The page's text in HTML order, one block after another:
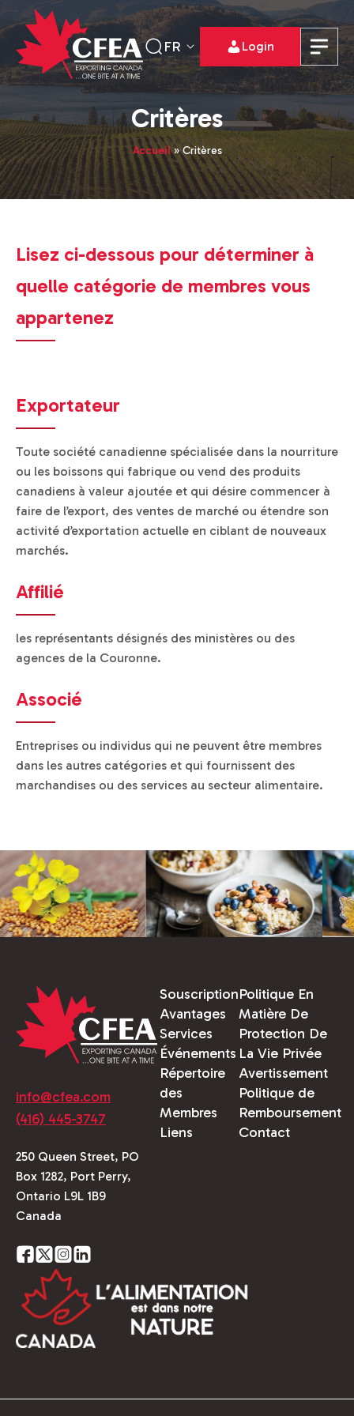
FR Login
Critères
Accueil»Critères
Lisez ci-dessous pour déterminer à
quelle catégorie de membres vous
appartenez
Exportateur
Toute société canadienne spécialisée dans la nourriture
ou les boissons qui fabrique ou vend des produits
canadiens à valeur ajoutée et qui désire commencer à
faire de l’export, des ventes de marché ou étendre son
activité d’exportation actuelle en ciblant de nouveaux
marchés.
Affilié
les représentants désignés des ministères ou des
agences de la Couronne.
Associé
Entreprises ou individus qui ne peuvent être membres
dans les autres catégories et qui fournissent des
marchandises ou des services au secteur alimentaire.
info@cfea.com
(416) 445-3747
250 Queen Street, PO
Box 1282, Port Perry,
Ontario L9L 1B9
Canada
Souscription
Avantages
Services
Événements
Répertoire
des
Membres
Liens
Politique En
Matière De
Protection De
La Vie Privée
Avertissement
Politique de
Remboursement
Contact